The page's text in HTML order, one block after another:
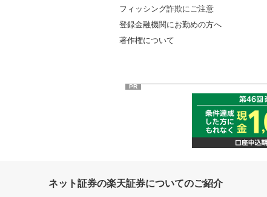
フィッシング詐欺にご注意
登録金融機関にお勤めの方へ
著作権について
PR
ネット証券の楽天証券についてのご紹介